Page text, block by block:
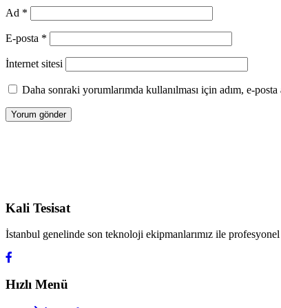
Ad *
E-posta *
İnternet sitesi
Daha sonraki yorumlarımda kullanılması için adım, e-
Kali Tesisat
İstanbul genelinde son teknoloji ekipmanlarımız ile
Hızlı Menü